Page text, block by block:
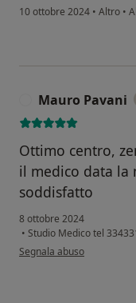
10 ottobre 2024 • Altro •
Mauro Pavani
Ottimo centro,
il medico data la
soddisfatto
8 ottobre 2024
• Studio Medico tel
secondo l'opinione
Segnala abuso